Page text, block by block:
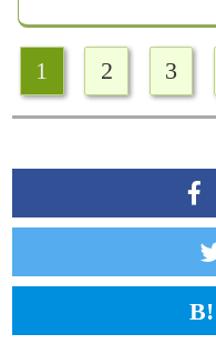
1 2 3